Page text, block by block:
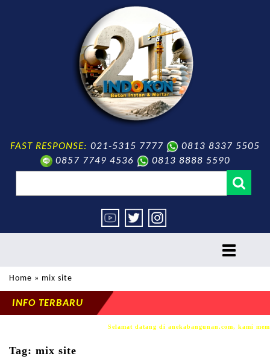
FAST RESPONSE: 021-5315 7777
0813 8337 5505
0857 7749 4536
0813 8888 5590
toggle
Home » mix site
INFO TERBARU
Selamat datang di anekabangunan.com, kami
Tag: mix site